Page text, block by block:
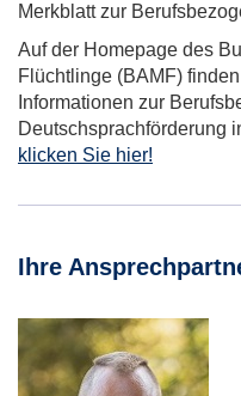
Merkblatt zur
Auf der Homepage des
Flüchtlinge (BAMF)
Informationen zur
Deutschsprachförderung
klicken Sie hier!
Ihre